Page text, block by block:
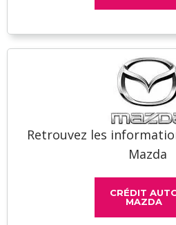
Retrouvez les
Mazda
CRÉDIT
MAZDA